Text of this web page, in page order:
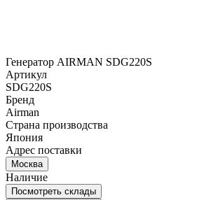
Генератор AIRMAN SDG220S
Артикул
SDG220S
Бренд
Airman
Страна производства
Япония
Адрес поставки
Москва
Наличие
Посмотреть склады